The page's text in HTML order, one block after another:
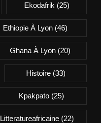
Ekodafrik (25)
Ethiopie À Lyon(46)
Ghana À Lyon(20)
Histoire(33)
Kpakpato(25)
Litteratureafricaine(22)